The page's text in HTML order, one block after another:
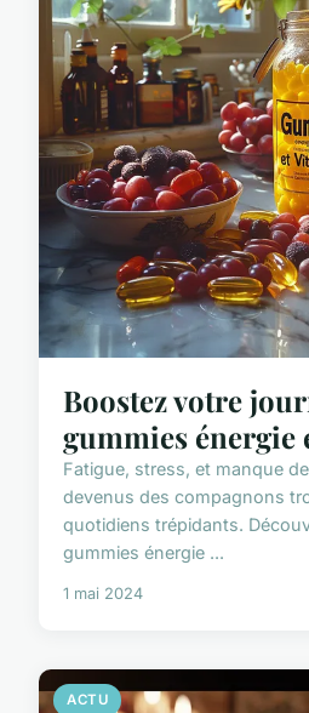
Boostez votre
gummies énergie
Fatigue, stress, et manque
devenus des compagnons
quotidiens trépidants.
gummies énergie ...
1 mai 2024
ACTU